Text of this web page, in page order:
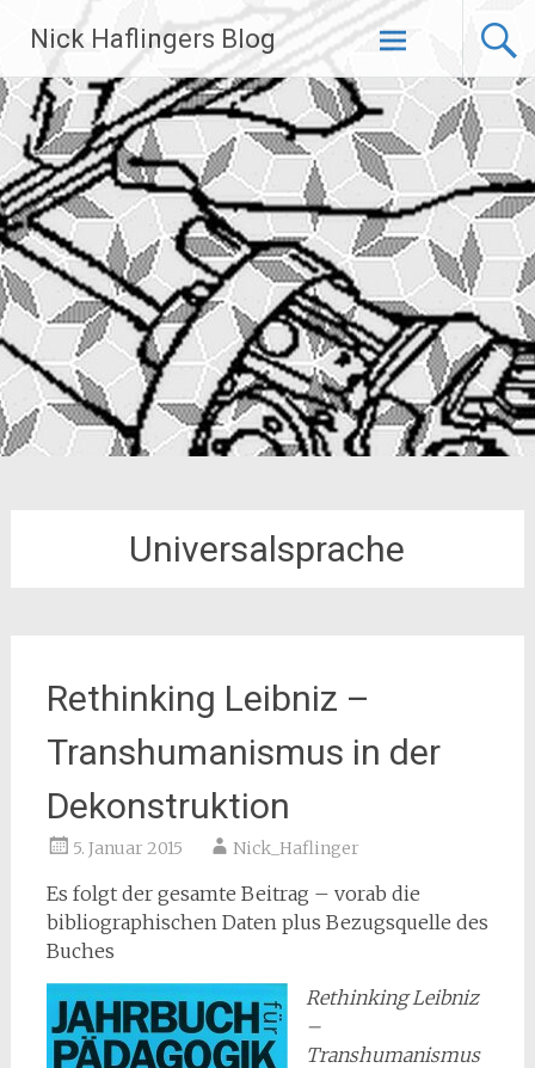
Inhalt
springen
Nick Haflingers Blog
Universalsprache
Rethinking Leibniz –
Transhumanismus in der
Dekonstruktion
5. Januar 2015 Nick_Haflinger
Es folgt der gesamte Beitrag – vorab die
bibliographischen Daten plus Bezugsquelle des
Buches
Rethinking Leibniz
–
Transhumanismus